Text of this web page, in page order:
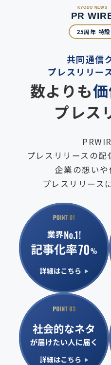
25周年 特
共同通信
プレスリリー
数よりも
プレス
プレスリリースの配
企業の想い
プレスリリース